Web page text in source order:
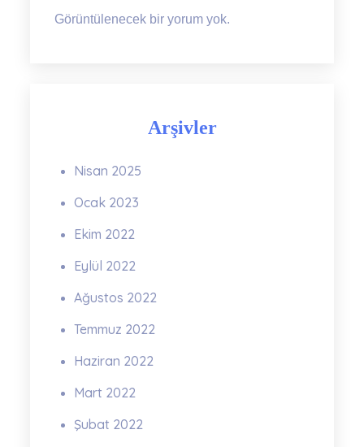
Görüntülenecek bir yorum yok.
Arşivler
Nisan 2025
Ocak 2023
Ekim 2022
Eylül 2022
Ağustos 2022
Temmuz 2022
Haziran 2022
Mart 2022
Şubat 2022